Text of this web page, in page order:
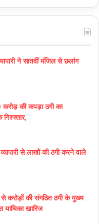
ने सातवीं मंजिल से छलांग
की कपड़ा ठगी का
से लाखों की ठगी करने वाले
करोड़ों की संगठित ठगी के मुख्य
याचिका खारिज